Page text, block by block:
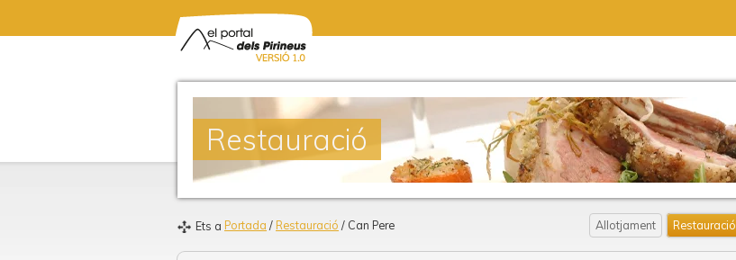
Restauració
Ets a Portada / Restauració / Can Pere Allotjament Restauració